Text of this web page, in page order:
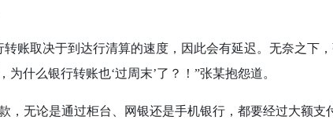
取决于到达行清算的速度，因此会有延迟。无奈之下
什么银行转账也‘过周末’了？！”张某抱怨道。
，无论是通过柜台、网银还是手机银行，都要经过大额